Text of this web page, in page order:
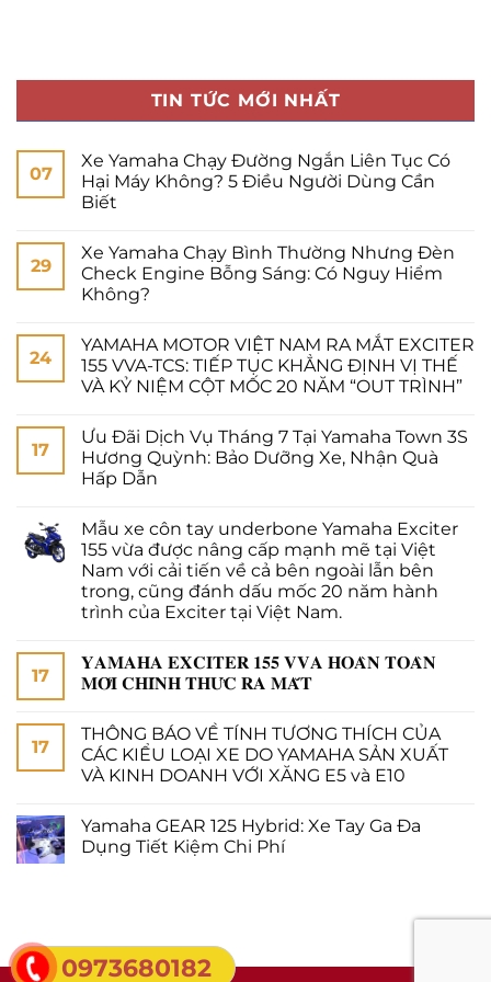
0973680182
TIN TỨC MỚI NHẤT
07
Xe Yamaha Chạy Đường Ngắn Liên Tục Có
Hại Máy Không? 5 Điều Người Dùng Cần
Biết
29
Xe Yamaha Chạy Bình Thường Nhưng Đèn
Check Engine Bỗng Sáng: Có Nguy Hiểm
Không?
24
YAMAHA MOTOR VIỆT NAM RA MẮT EXCITER
155 VVA-TCS: TIẾP TỤC KHẲNG ĐỊNH VỊ THẾ
VÀ KỶ NIỆM CỘT MỐC 20 NĂM “OUT TRÌNH”
17
Ưu Đãi Dịch Vụ Tháng 7 Tại Yamaha Town 3S
Hương Quỳnh: Bảo Dưỡng Xe, Nhận Quà
Hấp Dẫn
Mẫu xe côn tay underbone Yamaha Exciter
155 vừa được nâng cấp mạnh mẽ tại Việt
Nam với cải tiến về cả bên ngoài lẫn bên
trong, cũng đánh dấu mốc 20 năm hành
trình của Exciter tại Việt Nam.
17
𝐘𝐀𝐌𝐀𝐇𝐀 𝐄𝐗𝐂𝐈𝐓𝐄𝐑 𝟏𝟓𝟓 𝐕𝐕𝐀 𝐇𝐎𝐀̀𝐍 𝐓𝐎𝐀̀𝐍
𝐌𝐎̛́𝐈 𝐂𝐇𝐈́𝐍𝐇 𝐓𝐇𝐔̛́𝐂 𝐑𝐀 𝐌𝐀̆́𝐓
17
THÔNG BÁO VỀ TÍNH TƯƠNG THÍCH CỦA
CÁC KIỂU LOẠI XE DO YAMAHA SẢN XUẤT
VÀ KINH DOANH VỚI XĂNG E5 và E10
Yamaha GEAR 125 Hybrid: Xe Tay Ga Đa
Dụng Tiết Kiệm Chi Phí